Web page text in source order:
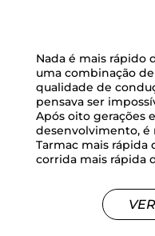
Nada é mais rápido
uma combinação
qualidade de
pensava ser
Após oito gerações
desenvolvimento, é
Tarmac mais rápida
corrida mais rápida